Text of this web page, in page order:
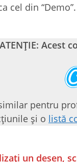
cel din “Demo”.
ATENȚIE: Acest
pentru
și o listă
un desen,